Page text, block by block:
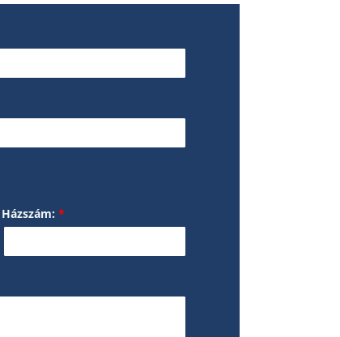
Házszám: *